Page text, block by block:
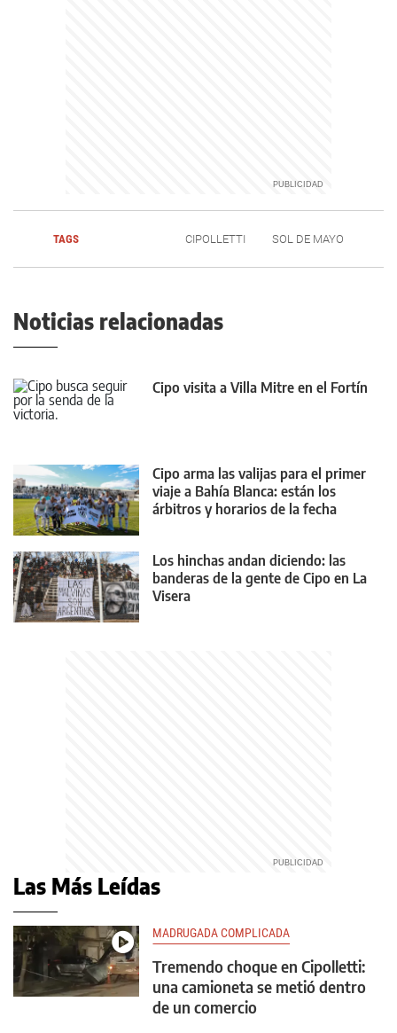
TAGS CIPOLLETTI SOL DE MAYO
Noticias relacionadas
Cipo visita a Villa Mitre en el Fortín
Cipo arma las valijas para el primer
viaje a Bahía Blanca: están los
árbitros y horarios de la fecha
Los hinchas andan diciendo: las
banderas de la gente de Cipo en La
Visera
Las Más Leídas
MADRUGADA COMPLICADA
Tremendo choque en Cipolletti:
una camioneta se metió dentro
de un comercio